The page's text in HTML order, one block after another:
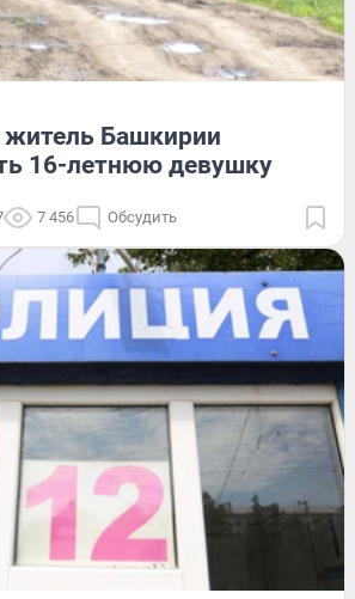
житель Башкирии
16-летнюю девушку
7 456 Обсудить